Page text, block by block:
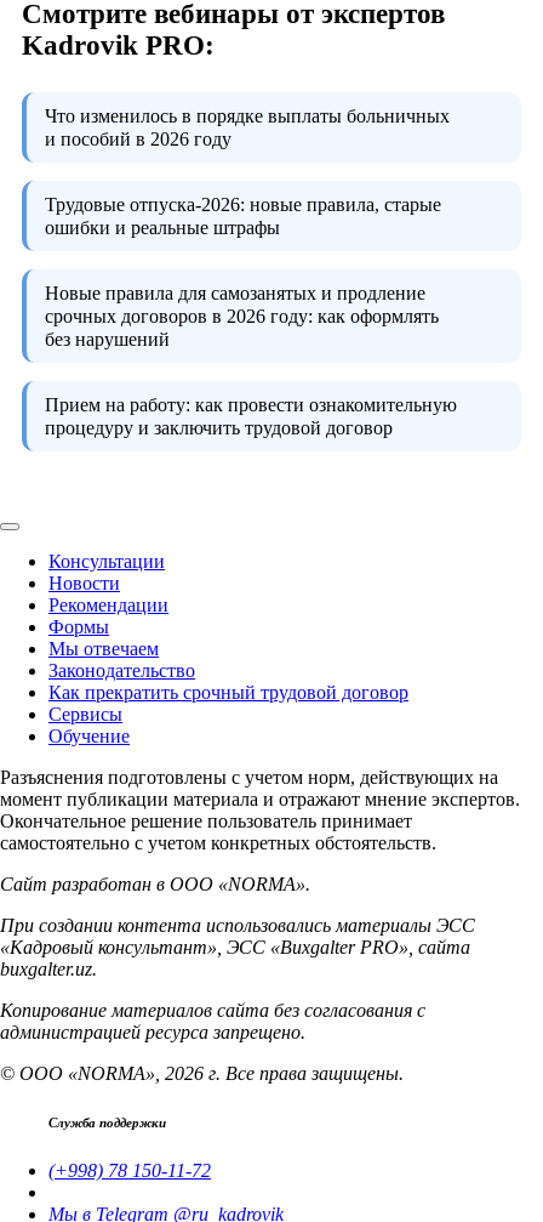
Смотрите вебинары от экспертов
Kadrovik PRO:
Что изменилось в порядке выплаты больничных
и пособий в 2026 году
Трудовые отпуска-2026: новые правила, старые
ошибки и реальные штрафы
Новые правила для самозанятых и продление
срочных договоров в 2026 году: как оформлять
без нарушений
Прием на работу: как провести ознакомительную
процедуру и заключить трудовой договор
Консультации
Новости
Рекомендации
Формы
Мы отвечаем
Законодательство
Как прекратить срочный трудовой договор
Сервисы
Обучение
Разъяснения подготовлены с учетом норм, действующих на
момент публикации материала и отражают мнение экспертов.
Окончательное решение пользователь принимает
самостоятельно с учетом конкретных обстоятельств.
Сайт разработан в ООО «NORMA».
При создании контента использовались материалы ЭСС
«Кадровый консультант», ЭСС «Buxgalter PRO», сайта
buxgalter.uz.
Копирование материалов сайта без согласования с
администрацией ресурса запрещено.
© ООО «NORMA», 2026 г. Все права защищены.
Служба поддержки
(+998) 78 150-11-72
Мы в Telegram @ru_kadrovik